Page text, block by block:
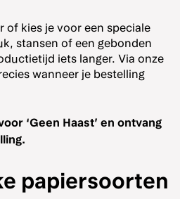
of kies je voor een speciale
stansen of een gebonden
iets langer. Via onze
wanneer je bestelling
‘Geen Haast’ en ontvang
papiersoorten